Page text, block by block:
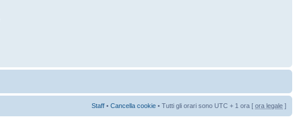
Staff • Cancella cookie • Tutti gli orari sono UTC + 1 ora [ ora legale ]